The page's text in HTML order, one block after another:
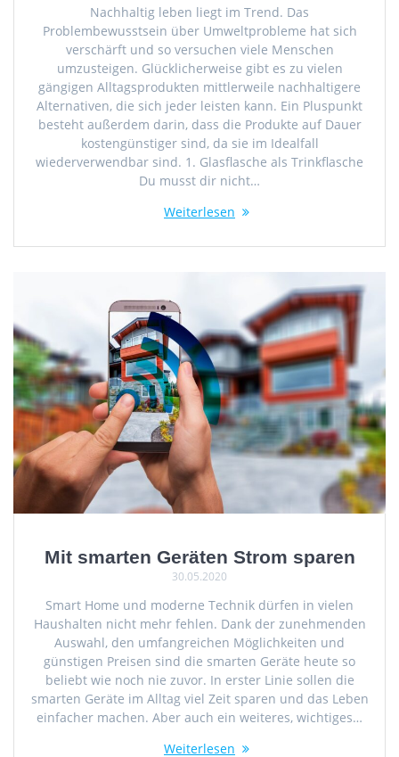
Nachhaltig leben liegt im Trend. Das
Problembewusstsein über Umweltprobleme hat sich
verschärft und so versuchen viele Menschen
umzusteigen. Glücklicherweise gibt es zu vielen
gängigen Alltagsprodukten mittlerweile nachhaltigere
Alternativen, die sich jeder leisten kann. Ein Pluspunkt
besteht außerdem darin, dass die Produkte auf Dauer
kostengünstiger sind, da sie im Idealfall
wiederverwendbar sind. 1. Glasflasche als Trinkflasche
Du musst dir nicht…
Weiterlesen
Mit smarten Geräten Strom sparen
30.05.2020
Smart Home und moderne Technik dürfen in vielen
Haushalten nicht mehr fehlen. Dank der zunehmenden
Auswahl, den umfangreichen Möglichkeiten und
günstigen Preisen sind die smarten Geräte heute so
beliebt wie noch nie zuvor. In erster Linie sollen die
smarten Geräte im Alltag viel Zeit sparen und das Leben
einfacher machen. Aber auch ein weiteres, wichtiges…
Weiterlesen